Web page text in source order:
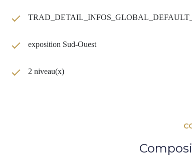
exposition Sud-Ouest
2 niveau(x)